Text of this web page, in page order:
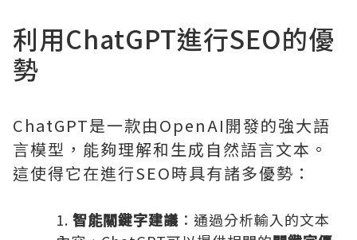
利用ChatGPT進行SEO的優
勢
ChatGPT是一款由OpenAI開發的強大語
言模型，能夠理解和生成自然語言文本。
這使得它在進行SEO時具有諸多優勢：
智能關鍵字建議 ：通過分析輸入的文本